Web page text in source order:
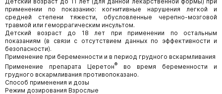
применении по показанию: когнитивные нарушения легкой и
средней степени тяжести, обусловленные черепно-мозговой
травмой или геморрагическим инсультом.
Детский возраст до 18 лет при применении по остальным
показаниям (в связи с отсутствием данных по эффективности и
безопасности).
Применение при беременности и в период грудного вскармливания
Применение препарата Церетон®
во время беременности и
грудного вскармливания противопоказано.
Способ применения и дозы
Режим дозирования Взрослые